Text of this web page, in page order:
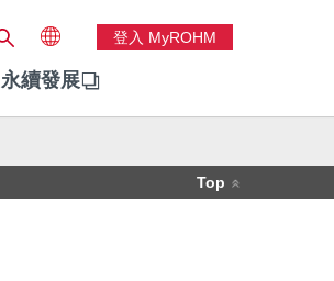
登入 MyROHM
永續發展
Top